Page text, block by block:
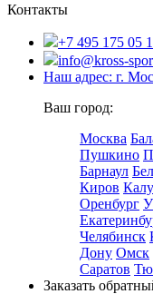
Контакты
+7 495 175 05
info@kross-
Наш адрес: г.
Ваш город:
Москва
Пушкино
Барнаул
Киров
Оренбург
Челябинск
Дону Омск
Саратов
Заказать